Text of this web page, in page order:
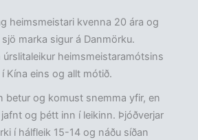
heimsmeistari kvenna 20 ára og
marka sigur á Danmörku.
heimsmeistaramótsins
Kína eins og allt mótið.
betur og komust snemma yfir, en
og þétt inn í leikinn. Þjóðverjar
í hálfleik 15-14 og náðu síðan